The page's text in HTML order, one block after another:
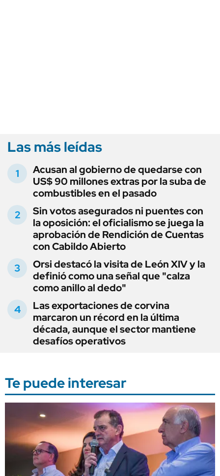
Las más leídas
Acusan al gobierno de quedarse con
US$ 90 millones extras por la suba de
combustibles en el pasado
Sin votos asegurados ni puentes con
la oposición: el oficialismo se juega la
aprobación de Rendición de Cuentas
con Cabildo Abierto
Orsi destacó la visita de León XIV y la
definió como una señal que "calza
como anillo al dedo"
Las exportaciones de corvina
marcaron un récord en la última
década, aunque el sector mantiene
desafíos operativos
Te puede interesar